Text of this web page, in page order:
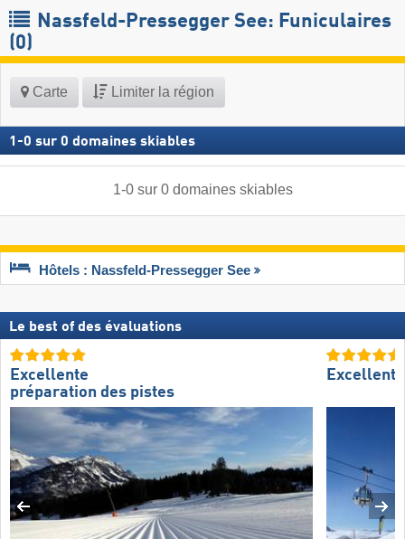
Nassfeld-Pressegger See: Funiculaires
(0)
Carte Limiter la région
1 -0 sur 0 domaines skiables
1-0sur 0 domaines skiables
Hôtels : Nassfeld-Pressegger See
Le best of des évaluations
Excellente
préparation des pistes
Excellent